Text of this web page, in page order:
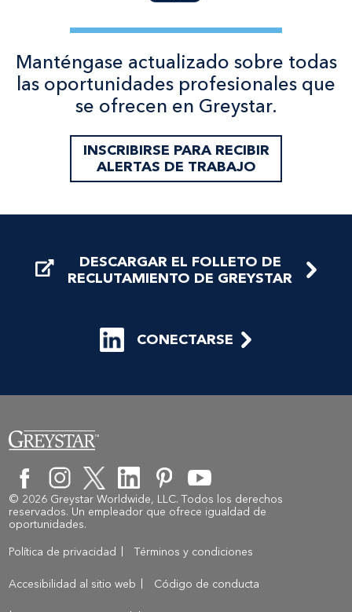
Manténgase actualizado sobre todas
las oportunidades profesionales que
se ofrecen en Greystar.
INSCRIBIRSE PARA RECIBIR
ALERTAS DE TRABAJO
DESCARGAR EL FOLLETO DE
RECLUTAMIENTO DE GREYSTAR
CONECTARSE
© 2026 Greystar Worldwide, LLC. Todos los derechos
reservados. Un empleador que ofrece igualdad de
oportunidades.
Política de privacidad Términos y condiciones
Accesibilidad al sitio web Código de conducta